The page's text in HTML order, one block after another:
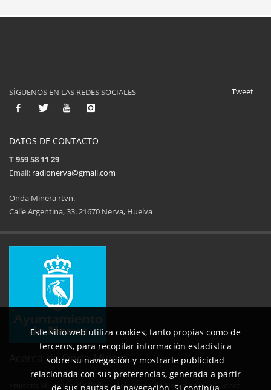
11ª Feria del Jamón 34 Memorial
Tweet
SÍGUENOS EN LAS REDES SOCIALES
DATOS DE CONTACTO
T 959 58 11 29
Email: radionerva@gmail.com
Onda Minera rtvn.
Calle Argentina, 33. 21670 Nerva, Huelva
Acerca de Onda Minera
Emisora Municipal de Radio y Televisión de Nerva para la Cuenca
Este sitio web utiliza cookies, tanto propias como de
terceros, para recopilar información estadística
sobre su navegación y mostrarle publicidad
relacionada con sus preferencias, generada a partir